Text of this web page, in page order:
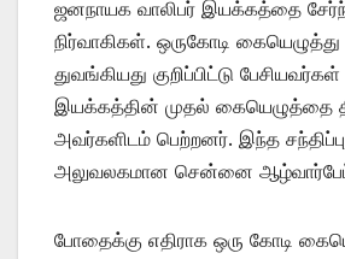
ஜனநாயக வாலிபர் இயக்கத்தை
நிர்வாகிகள். ஒருகோடி
துவங்கியது குறிப்பிட்டு
இயக்கத்தின் முதல் கையெழுத்தை
அவர்களிடம் பெற்றனர். இந்த
அலுவலகமான சென்னை
போதைக்கு எதிராக ஒரு கோடி